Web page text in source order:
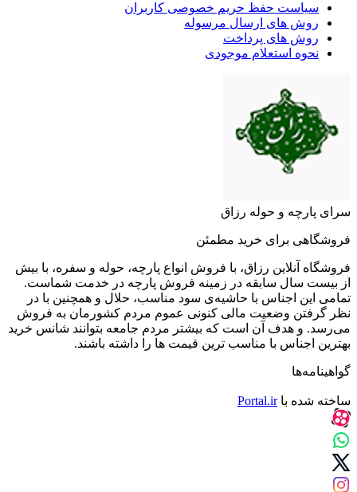
سیاست حفظ حریم خصوصی کاربران
روش های ارسال مرسوله
روش های پرداخت
نحوه استعلام موجودی
سرای پارچه و حوله رزاق
فروشگاهی برای خرید مطمئن
فروشگاه آنلاین رزاق، با فروش انواع پارچه، حوله و سفره، با بیش
از بیست سال سابقه در زمینه فروش پارچه در خدمت شماست.
تمامی این اجناس با حاشیه‌ی سود مناسب، حلال و همچنین با در
نظر گرفتن وضعیت مالی کنونی عموم مردم کشورمان به فروش
می‌رسد. و هدف آن است که بیشتر مردم جامعه بتوانند شانس خرید
بهترین اجناس با مناسب ترین قیمت ها را داشته باشند.
گواهینامه‌ها
ساخته شده باPortal.ir